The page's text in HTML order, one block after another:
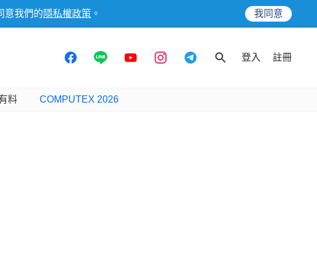
意我們的 隱私權政策 。 我同意
登入 註冊
料 COMPUTEX 2026